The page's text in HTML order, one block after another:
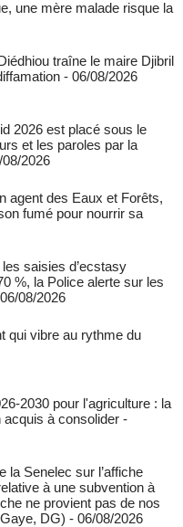
une mère malade risque la
traîne le maire Djibril
- 06/08/2026
2026 est placé sous le
et les paroles par la
2026
agent des Eaux et Forêts,
fumé pour nourrir sa
saisies d’ecstasy
%, la Police alerte sur les
08/2026
qui vibre au rythme du
2030 pour l'agriculture : la
acquis à consolider -
la Senelec sur l’affiche
à une subvention à
ne provient pas de nos
DG) - 06/08/2026